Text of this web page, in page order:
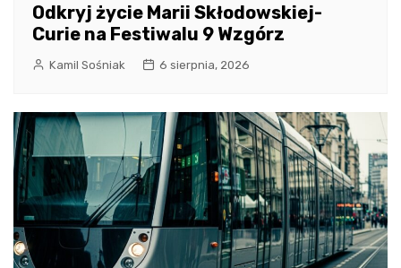
Odkryj życie Marii Skłodowskiej-
Curie na Festiwalu 9 Wzgórz
Kamil Sośniak 6 sierpnia, 2026